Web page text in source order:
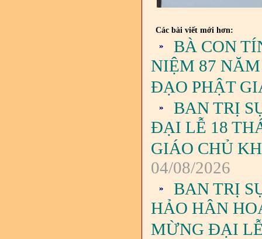
Các bài viết mới hơn:
BÀ CON
NIỆM 87
ĐẠO PHẬT
BAN TRỊ
ĐẠI LỄ 18
GIÁO CHỦ
04/08/2026
BAN TRỊ
HẢO HÂN
MỪNG ĐẠI